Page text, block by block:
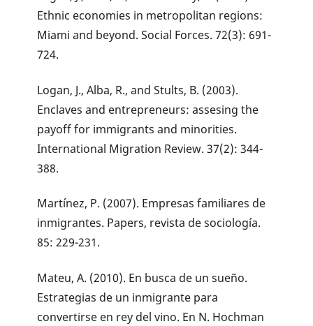
Ethnic economies in metropolitan regions:
Miami and beyond. Social Forces. 72(3): 691-
724.
Logan, J., Alba, R., and Stults, B. (2003).
Enclaves and entrepreneurs: assesing the
payoff for immigrants and minorities.
International Migration Review. 37(2): 344-
388.
Martínez, P. (2007). Empresas familiares de
inmigrantes. Papers, revista de sociología.
85: 229-231.
Mateu, A. (2010). En busca de un sueño.
Estrategias de un inmigrante para
convertirse en rey del vino. En N. Hochman